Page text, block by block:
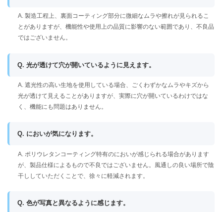
A. 製造工程上、裏面コーティング部分に微細なムラや擦れが見られるこ
とがありますが、機能性や使用上の品質に影響のない範囲であり、不良品
ではございません。
Q. 光が透けて穴が開いているように見えます。
A. 遮光性の高い生地を使用している場合、ごくわずかなムラやキズから
光が透けて見えることがありますが、実際に穴が開いているわけではな
く、機能にも問題はありません。
Q. においが気になります。
A. ポリウレタンコーティング特有のにおいが感じられる場合があります
が、製品仕様によるもので不良ではございません。風通しの良い場所で陰
干ししていただくことで、徐々に軽減されます。
Q. 色が写真と異なるように感じます。